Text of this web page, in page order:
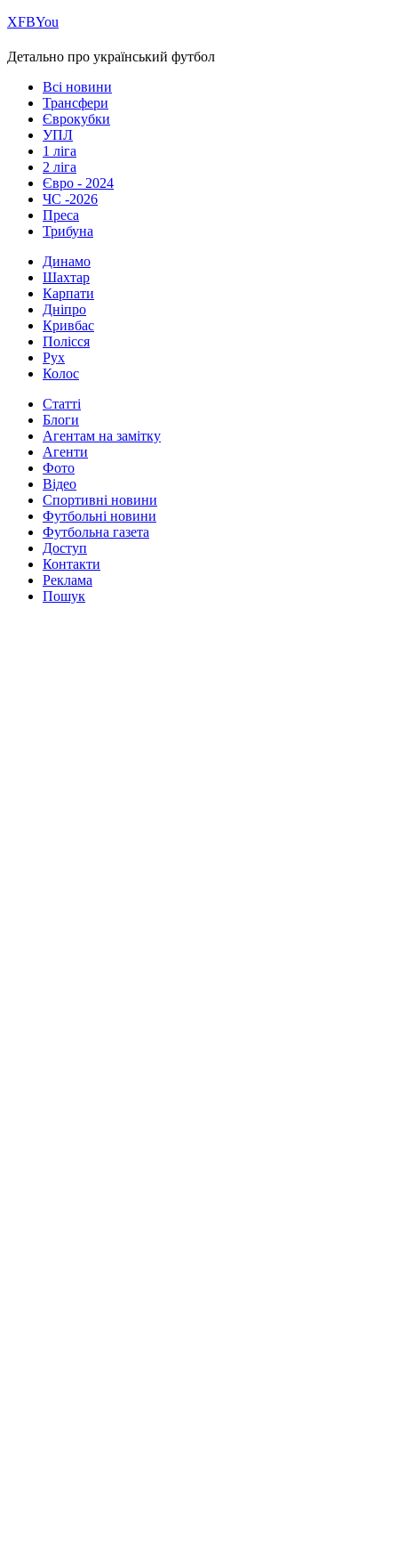
ХFBYou
Детально про український футбол
Всі новини
Трансфери
Єврокубки
УПЛ
1 ліга
2 ліга
Євро - 2024
ЧС -2026
Преса
Трибуна
Динамо
Шахтар
Карпати
Дніпро
Кривбас
Полісся
Рух
Колос
Статті
Блоги
Агентам на замітку
Агенти
Фото
Відео
Спортивні новини
Футбольні новини
Футбольна газета
Доступ
Контакти
Реклама
Пошук